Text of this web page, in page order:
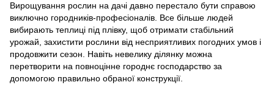
Вирощування рослин на дачі давно перестало бути справою
виключно городників-професіоналів. Все більше людей
вибирають теплиці під плівку, щоб отримати стабільний
урожай, захистити рослини від несприятливих погодних умов і
продовжити сезон. Навіть невелику ділянку можна
перетворити на повноцінне городнє господарство за
допомогою правильно обраної конструкції.